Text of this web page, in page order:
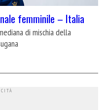
femminile – Italia
di mischia della